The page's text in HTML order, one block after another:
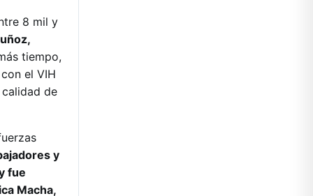
8 mil y
tiempo,
el VIH
de
y
fue
Macha,